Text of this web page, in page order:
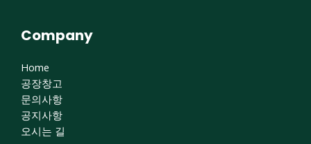
Company
Home
공장창고
문의사항
공지사항
오시는 길